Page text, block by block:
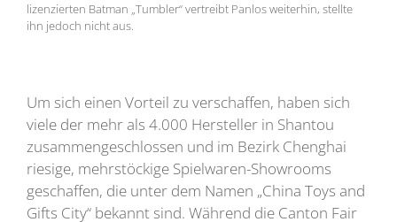
lizenzierten Batman „Tumbler“ vertreibt Panlos weiterhin, stellte
ihn jedoch nicht aus.
Um sich einen Vorteil zu verschaffen, haben sich
viele der mehr als 4.000 Hersteller in Shantou
zusammengeschlossen und im Bezirk Chenghai
riesige, mehrstöckige Spielwaren-Showrooms
geschaffen, die unter dem Namen „China Toys and
Gifts City“ bekannt sind. Während die Canton Fair